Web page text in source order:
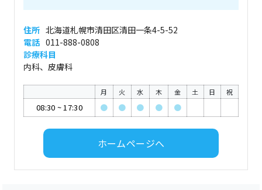
住所 北海道札幌市清田区清田一条4-5-52
電話 011-888-0808
診療科目
内科、皮膚科
月 火 水 木 金 土 日 祝
08:30 ~17:30 ● ● ● ● ●
ホームページへ